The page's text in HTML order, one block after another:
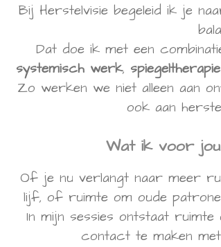
Bij Herstelvisie begeleid ik je
Dat doe ik met een
systemisch werk, spiegeltherapie
Zo werken we niet alleen aan
ook aan
Wat ik voor
Of je nu verlangt naar meer
lijf, of ruimte om oude
In mijn sessies ontstaat
contact te maken